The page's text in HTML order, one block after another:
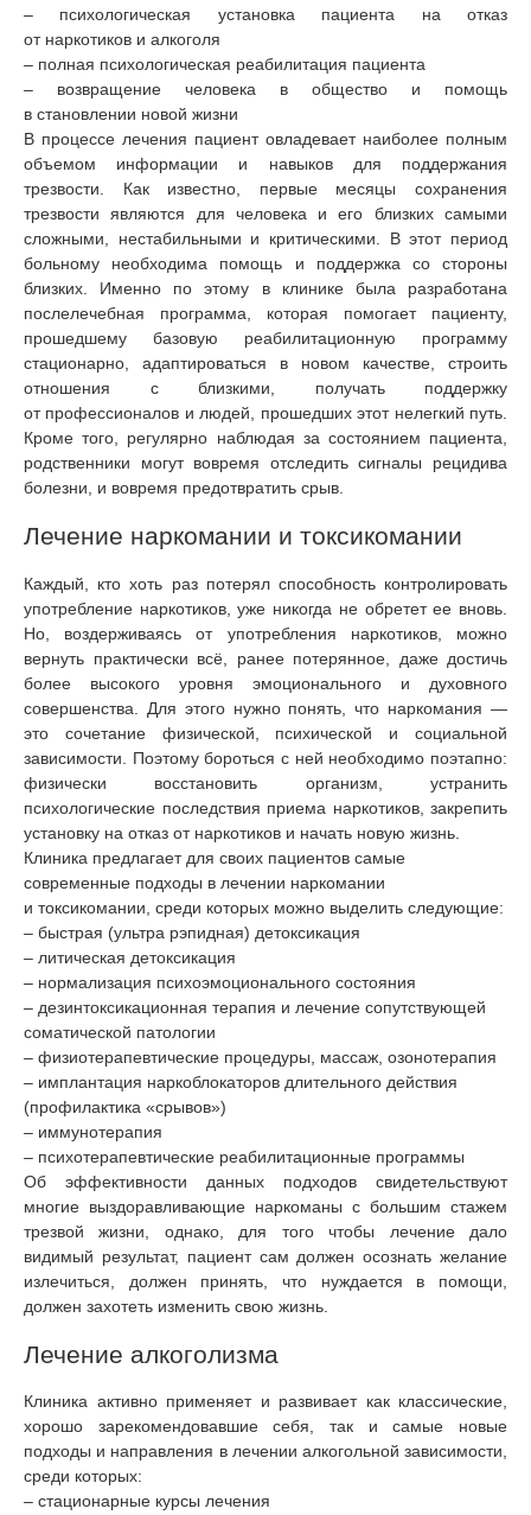
– психологическая установка пациента на отказ
от наркотиков и алкоголя
– полная психологическая реабилитация пациента
– возвращение человека в общество и помощь
в становлении новой жизни
В процессе лечения пациент овладевает наиболее полным
объемом информации и навыков для поддержания
трезвости. Как известно, первые месяцы сохранения
трезвости являются для человека и его близких самыми
сложными, нестабильными и критическими. В этот период
больному необходима помощь и поддержка со стороны
близких. Именно по этому в клинике была разработана
послелечебная программа, которая помогает пациенту,
прошедшему базовую реабилитационную программу
стационарно, адаптироваться в новом качестве, строить
отношения с близкими, получать поддержку
от профессионалов и людей, прошедших этот нелегкий путь.
Кроме того, регулярно наблюдая за состоянием пациента,
родственники могут вовремя отследить сигналы рецидива
болезни, и вовремя предотвратить срыв.
Лечение наркомании и токсикомании
Каждый, кто хоть раз потерял способность контролировать
употребление наркотиков, уже никогда не обретет ее вновь.
Но, воздерживаясь от употребления наркотиков, можно
вернуть практически всё, ранее потерянное, даже достичь
более высокого уровня эмоционального и духовного
совершенства. Для этого нужно понять, что наркомания —
это сочетание физической, психической и социальной
зависимости. Поэтому бороться с ней необходимо поэтапно:
физически восстановить организм, устранить
психологические последствия приема наркотиков, закрепить
установку на отказ от наркотиков и начать новую жизнь.
Клиника предлагает для своих пациентов самые
современные подходы в лечении наркомании
и токсикомании, среди которых можно выделить следующие:
– быстрая (ультра рэпидная) детоксикация
– литическая детоксикация
– нормализация психоэмоционального состояния
– дезинтоксикационная терапия и лечение сопутствующей
соматической патологии
– физиотерапевтические процедуры, массаж, озонотерапия
– имплантация наркоблокаторов длительного действия
(профилактика «срывов»)
– иммунотерапия
– психотерапевтические реабилитационные программы
Об эффективности данных подходов свидетельствуют
многие выздоравливающие наркоманы с большим стажем
трезвой жизни, однако, для того чтобы лечение дало
видимый результат, пациент сам должен осознать желание
излечиться, должен принять, что нуждается в помощи,
должен захотеть изменить свою жизнь.
Лечение алкоголизма
Клиника активно применяет и развивает как классические,
хорошо зарекомендовавшие себя, так и самые новые
подходы и направления в лечении алкогольной зависимости,
среди которых:
– стационарные курсы лечения